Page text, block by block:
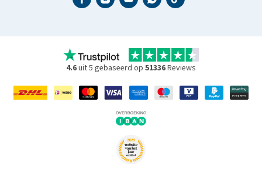
4.6uit 5 gebaseerd op 51336Reviews